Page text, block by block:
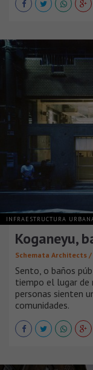
INFRAESTRUCTURA
Koganeyu,
Schemata Architects /
Sento, o baños
tiempo el lugar de
personas sienten
comunidades.